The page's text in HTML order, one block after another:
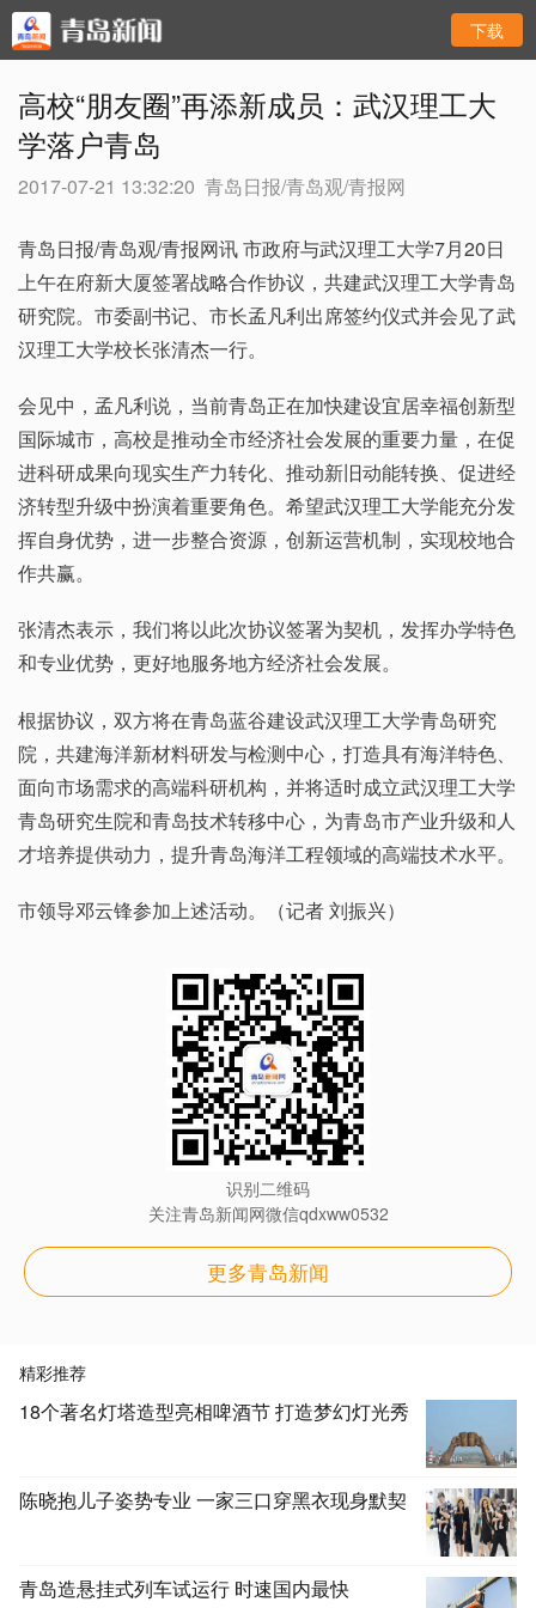
下载
高校“朋友圈”再添新成员：武汉理工大
学落户青岛
2017-07-21 13:32:20 青岛日报/青岛观/青报网
青岛日报/青岛观/青报网讯 市政府与武汉理工大学7月20日
上午在府新大厦签署战略合作协议，共建武汉理工大学青岛
研究院。市委副书记、市长孟凡利出席签约仪式并会见了武
汉理工大学校长张清杰一行。
会见中，孟凡利说，当前青岛正在加快建设宜居幸福创新型
国际城市，高校是推动全市经济社会发展的重要力量，在促
进科研成果向现实生产力转化、推动新旧动能转换、促进经
济转型升级中扮演着重要角色。希望武汉理工大学能充分发
挥自身优势，进一步整合资源，创新运营机制，实现校地合
作共赢。
张清杰表示，我们将以此次协议签署为契机，发挥办学特色
和专业优势，更好地服务地方经济社会发展。
根据协议，双方将在青岛蓝谷建设武汉理工大学青岛研究
院，共建海洋新材料研发与检测中心，打造具有海洋特色、
面向市场需求的高端科研机构，并将适时成立武汉理工大学
青岛研究生院和青岛技术转移中心，为青岛市产业升级和人
才培养提供动力，提升青岛海洋工程领域的高端技术水平。
市领导邓云锋参加上述活动。（记者 刘振兴）
识别二维码
关注青岛新闻网微信qdxww0532
更多青岛新闻
精彩推荐
18个著名灯塔造型亮相啤酒节 打造梦幻灯光秀
陈晓抱儿子姿势专业 一家三口穿黑衣现身默契
青岛造悬挂式列车试运行 时速国内最快